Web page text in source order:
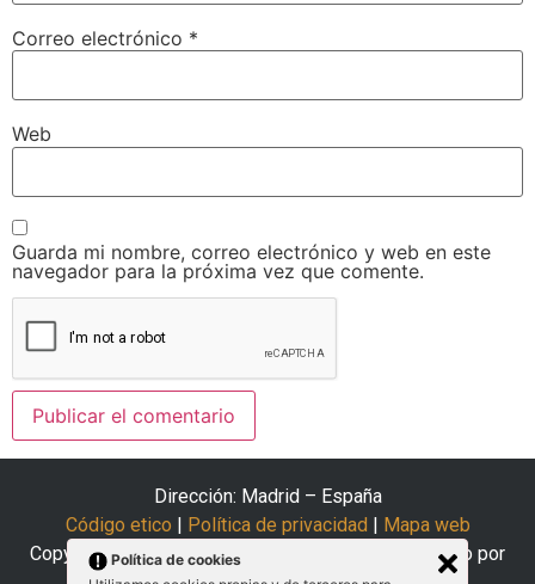
Correo electrónico *
Web
Guarda mi nombre, correo electrónico y web en este
navegador para la próxima vez que comente.
Dirección: Madrid – España
Código etico | Política de privacidad | Mapa web
Copyright © 2025 El Arte del Coaching | Desarrollado por
Política de cookies